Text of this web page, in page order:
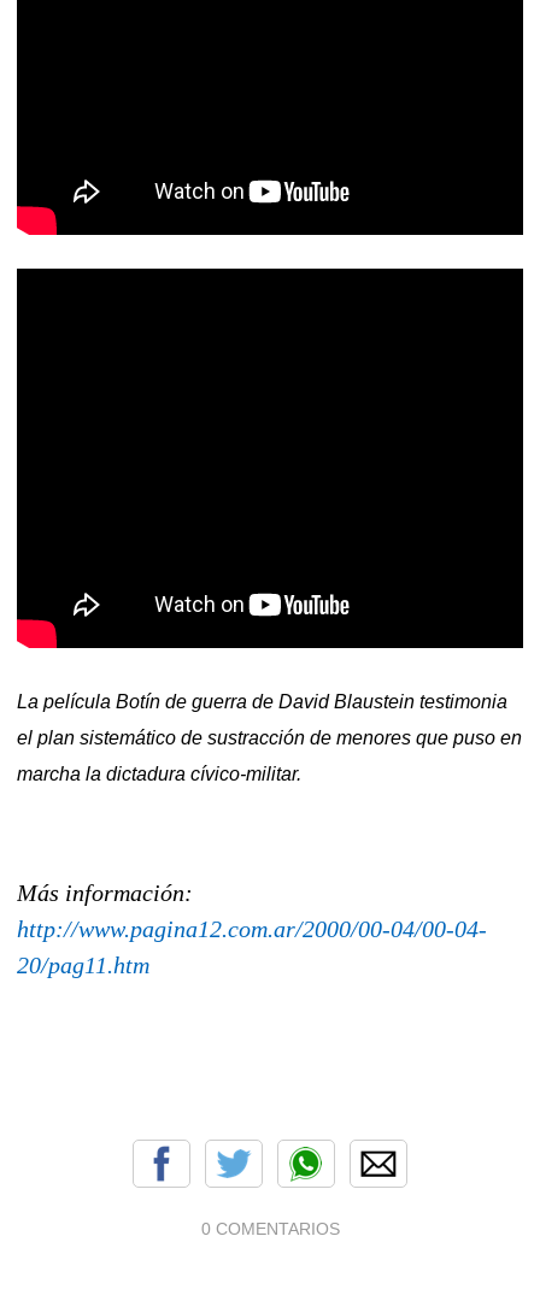
La película Botín de guerra de David Blaustein testimonia
el plan sistemático de sustracción de menores que puso en
marcha la dictadura cívico-militar.
Más información:
http://www.pagina12.com.ar/2000/00-04/00-04-
20/pag11.htm
0 COMENTARIOS